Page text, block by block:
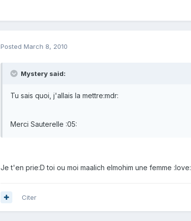
Posted March 8, 2010
Mystery said:
Tu sais quoi, j'allais la mettre:mdr:
Merci Sauterelle :05:
Je t'en prie:D toi ou moi maalich elmohim une femme :love:
Citer